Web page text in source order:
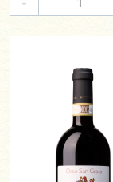
San Grato“.
Tal wachsen,
Kleinklimata.
Heute leiten die
sehen sich in